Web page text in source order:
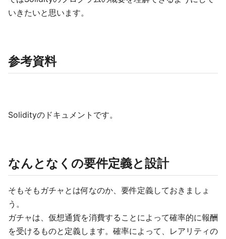
いきたいと思います。
参考資料
Solidityのドキュメントです。
なんとなくの要件定義と設計
そもそもガチャとは何なのか、要件定義しておきましょ
う。
ガチャは、仮想通貨を消費することによって確率的に報酬
を受けるものと定義します。確率によって、レアリティの